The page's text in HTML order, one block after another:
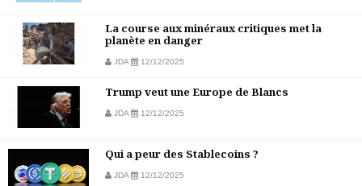
La course aux minéraux critiques met la
planète en danger
JDA 12/12/2025
Trump veut une Europe de Blancs
JDA 12/12/2025
Qui a peur des Stablecoins ?
JDA 12/12/2025